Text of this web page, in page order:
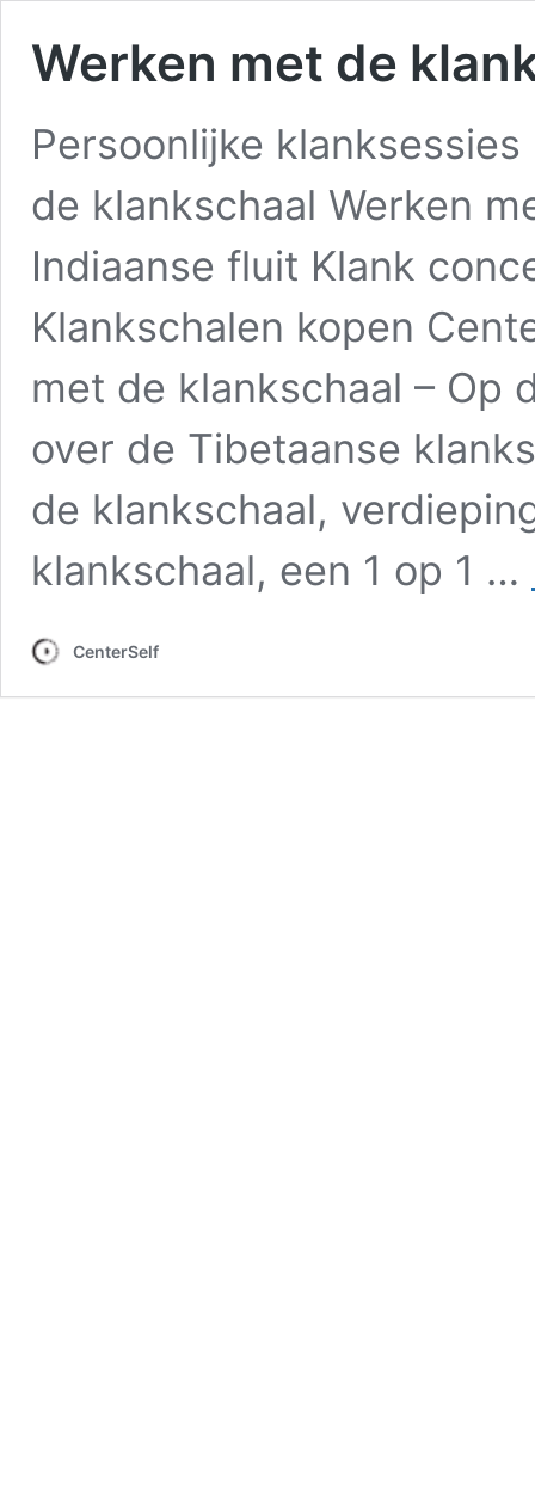
Werken met de
Persoonlijke
de klankschaal Werken
Indiaanse fluit Klank
Klankschalen kopen
met de klankschaal – Op
over de Tibetaanse
de klankschaal,
klankschaal, een 1 op 1 …
CenterSelf